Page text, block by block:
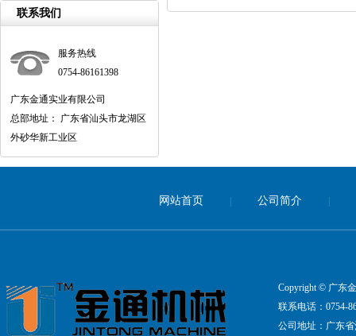
联系我们
服务热线
0754-86161398
广东金通实业有限公司
总部地址： 广东省汕头市龙湖区
外砂华新工业区
网站首页 公司简介
Copyright © 广东
联系电话：0754-
公司地址：广东